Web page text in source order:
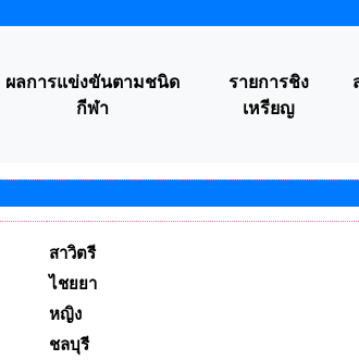
ผลการแข่งขันตามชนิด
กีฬา
รายการชิง
เหรียญ
สาวิตรี
ไชยยา
หญิง
ชลบุรี